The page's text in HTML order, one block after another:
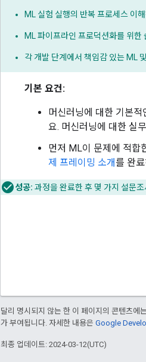
ML 실험 실행의 반복 프로세스 이해
ML 파이프라인 프로덕션화를 위한
각 개발 단계에서 책임감 있는 ML
기본 요건:
머신러닝에 대한 기본
요. 머신러닝에 대한 실
먼저 ML이 문제에 적합
제 프레이밍 소개를 완
성공: 과정을 완료한 후 몇 가지 설문
달리 명시되지 않는 한 이 페이지의 콘텐츠에는
가 부여됩니다. 자세한 내용은 Google
최종 업데이트: 2024-03-12(UTC)